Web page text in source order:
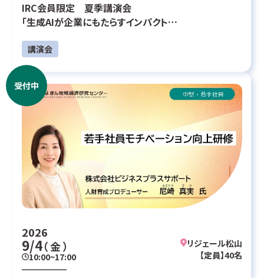
IRC会員限定 夏季講演会
「生成AIが企業にもたらすインパクト
講演会
受付中
2026
9/4（ 金 ）
10:00~17:00
リジェール松山
【定員】40名